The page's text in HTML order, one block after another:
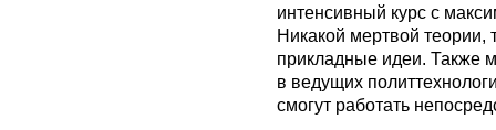
интенсивный курс с
Никакой мертвой теории,
прикладные идеи. Также
в ведущих
смогут работать